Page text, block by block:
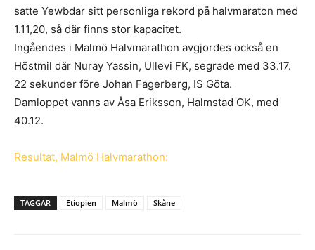
satte Yewbdar sitt personliga rekord på halvmaraton med
1.11,20, så där finns stor kapacitet.
Ingåendes i Malmö Halvmarathon avgjordes också en
Höstmil där Nuray Yassin, Ullevi FK, segrade med 33.17.
22 sekunder före Johan Fagerberg, IS Göta.
Damloppet vanns av Åsa Eriksson, Halmstad OK, med
40.12.
Resultat, Malmö Halvmarathon:
TAGGAR Etiopien Malmö Skåne